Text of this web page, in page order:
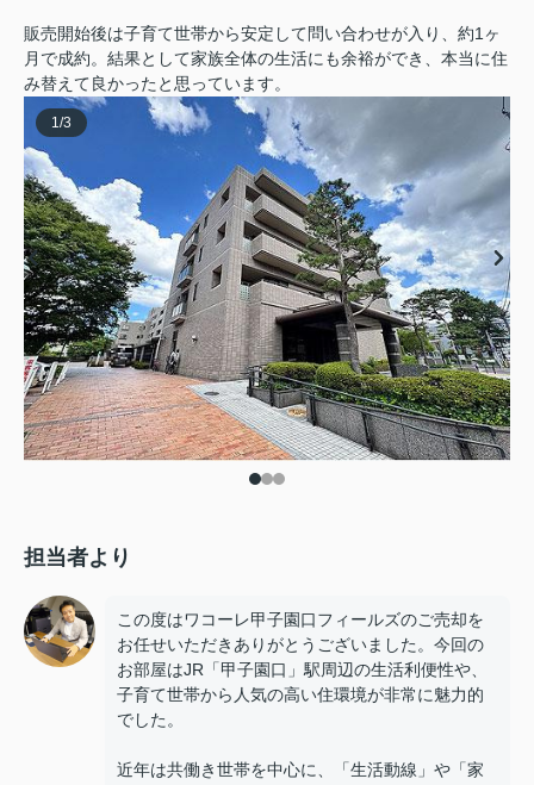
販売開始後は子育て世帯から安定して問い合わせが入り、約1ヶ
月で成約。結果として家族全体の生活にも余裕ができ、本当に住
み替えて良かったと思っています。
1/3
担当者より
この度はワコーレ甲子園口フィールズのご売却を
お任せいただきありがとうございました。今回の
お部屋はJR「甲子園口」駅周辺の生活利便性や、
子育て世帯から人気の高い住環境が非常に魅力的
でした。
近年は共働き世帯を中心に、「生活動線」や「家